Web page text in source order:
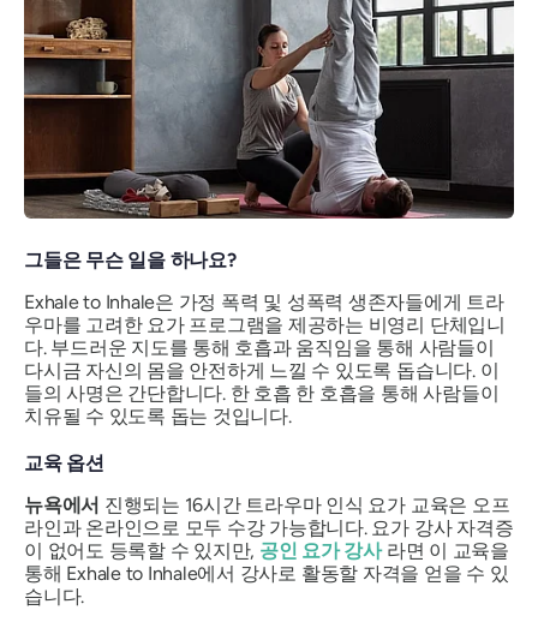
그들은 무슨 일을 하나요?
Exhale to Inhale은 가정 폭력 및 성폭력 생존자들에게 트라
우마를 고려한 요가 프로그램을 제공하는 비영리 단체입니
다. 부드러운 지도를 통해 호흡과 움직임을 통해 사람들이
다시금 자신의 몸을 안전하게 느낄 수 있도록 돕습니다. 이
들의 사명은 간단합니다. 한 호흡 한 호흡을 통해 사람들이
치유될 수 있도록 돕는 것입니다.
교육 옵션
뉴욕에서 진행되는 16시간 트라우마 인식 요가 교육은 오프
라인과 온라인으로 모두 수강 가능합니다. 요가 강사 자격증
이 없어도 등록할 수 있지만, 공인 요가 강사라면 이 교육을
통해 Exhale to Inhale에서 강사로 활동할 자격을 얻을 수 있
습니다.